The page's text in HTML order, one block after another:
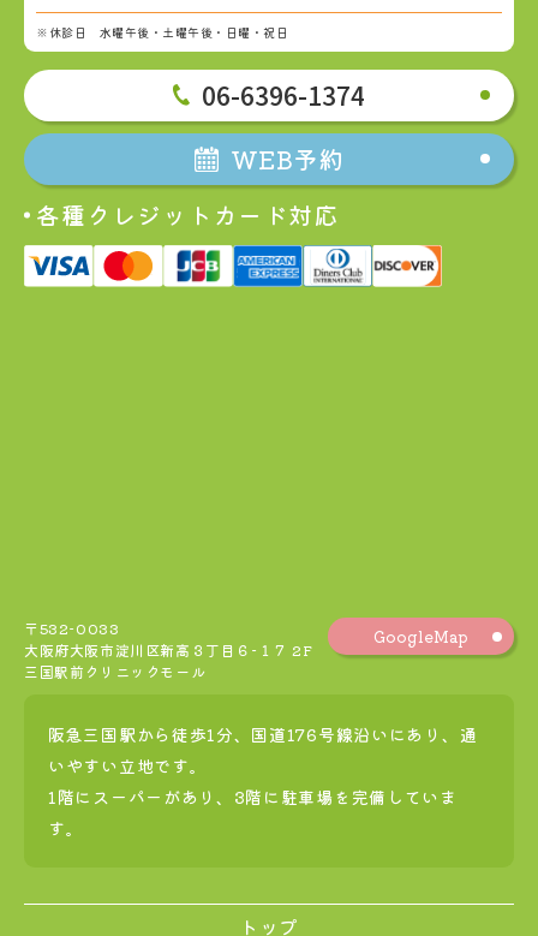
※休診日 水曜午後・土曜午後・日曜・祝日
06-6396-1374
WEB予約
各種クレジットカード対応
〒532-0033
大阪府大阪市淀川区新高３丁目６−１７ 2F
三国駅前クリニックモール
GoogleMap
阪急三国駅から徒歩1分、国道176号線沿いにあり、通
いやすい立地です。
1階にスーパーがあり、3階に駐車場を完備していま
す。
トップ